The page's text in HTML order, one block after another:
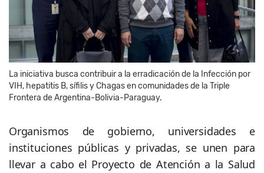
La iniciativa busca contribuir a la erradicación de la Infección por
VIH, hepatitis B, sífilis y Chagas en comunidades de la Triple
Frontera de Argentina-Bolivia-Paraguay.
Organismos de gobierno, universidades e
instituciones públicas y privadas, se unen para
llevar a cabo el Proyecto de Atención a la Salud